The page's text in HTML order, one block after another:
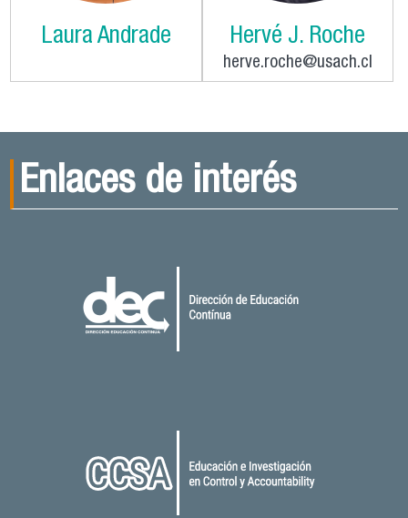
Laura Andrade Hervé J. Roche
herve.roche@usach.cl
Enlaces de interés